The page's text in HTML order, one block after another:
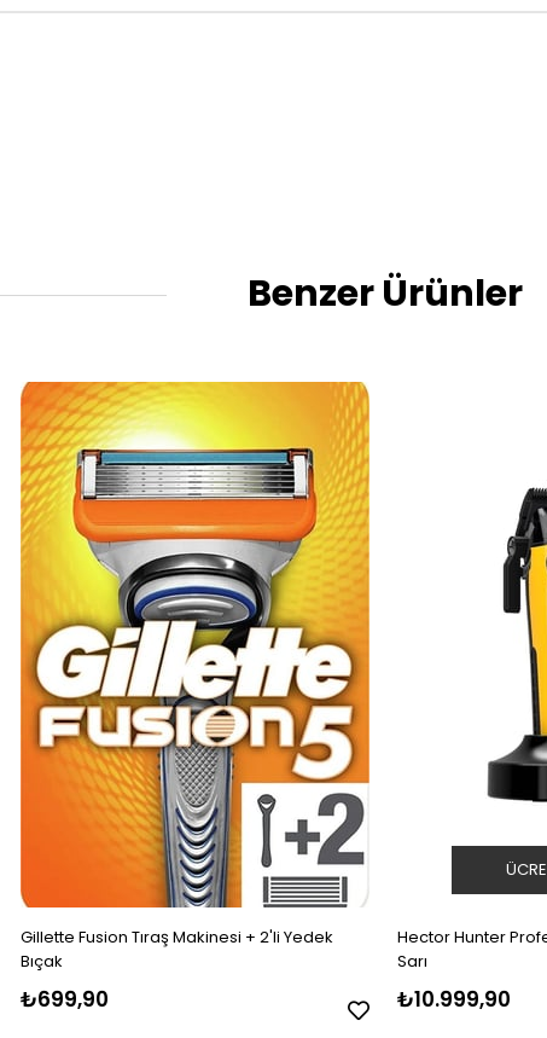
Benzer Ürünler
Gillette Fusion Tıraş Makinesi + 2'li Yedek
Bıçak
₺699,90
Hector Hunter
Sarı
₺10.999,90